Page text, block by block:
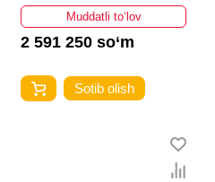
Muddatli to‘lov
2 591 250 so‘m
Sotib olish